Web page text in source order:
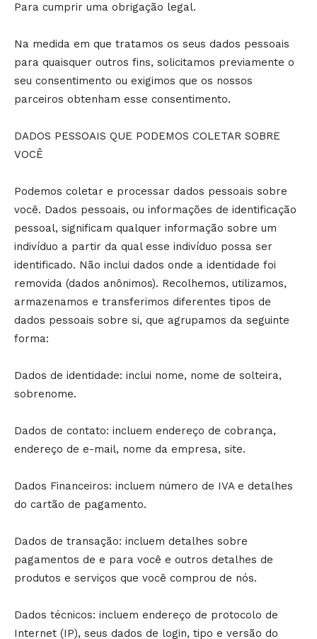
Para cumprir uma obrigação legal.
Na medida em que tratamos os seus dados pessoais
para quaisquer outros fins, solicitamos previamente o
seu consentimento ou exigimos que os nossos
parceiros obtenham esse consentimento.
DADOS PESSOAIS QUE PODEMOS COLETAR SOBRE
VOCÊ
Podemos coletar e processar dados pessoais sobre
você. Dados pessoais, ou informações de identificação
pessoal, significam qualquer informação sobre um
indivíduo a partir da qual esse indivíduo possa ser
identificado. Não inclui dados onde a identidade foi
removida (dados anônimos). Recolhemos, utilizamos,
armazenamos e transferimos diferentes tipos de
dados pessoais sobre si, que agrupamos da seguinte
forma:
Dados de identidade: inclui nome, nome de solteira,
sobrenome.
Dados de contato: incluem endereço de cobrança,
endereço de e-mail, nome da empresa, site.
Dados Financeiros: incluem número de IVA e detalhes
do cartão de pagamento.
Dados de transação: incluem detalhes sobre
pagamentos de e para você e outros detalhes de
produtos e serviços que você comprou de nós.
Dados técnicos: incluem endereço de protocolo de
Internet (IP), seus dados de login, tipo e versão do